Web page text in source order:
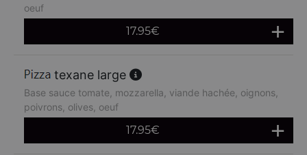
oeuf
17.95€
texane large
Base sauce tomate, mozzarella, viande hachée, oignons,
poivrons, olives, oeuf
17.95€